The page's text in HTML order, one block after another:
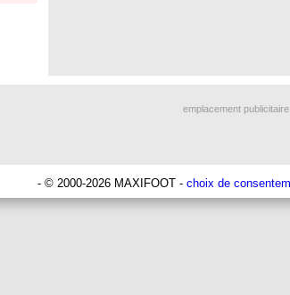
emplacement publicitaire
- © 2000-2026 MAXIFOOT - choix de